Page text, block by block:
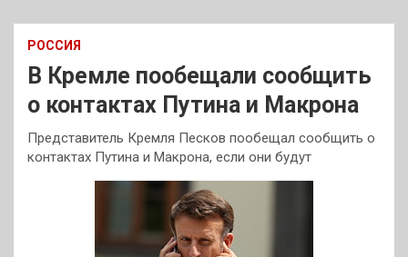
РОССИЯ
В Кремле пообещали сообщить
о контактах Путина и Макрона
Представитель Кремля Песков пообещал сообщить о
контактах Путина и Макрона, если они будут